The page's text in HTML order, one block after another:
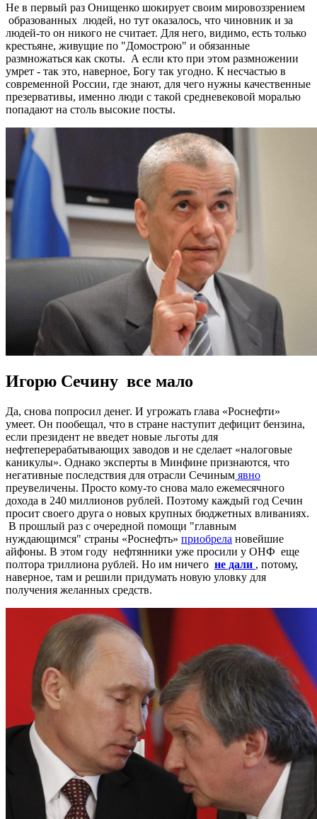
Не в первый раз Онищенко шокирует своим мировоззрением
образованных людей, но тут оказалось, что чиновник и за
людей-то он никого не считает. Для него, видимо, есть только
крестьяне, живущие по "Домострою" и обязанные
размножаться как скоты. А если кто при этом размножении
умрет - так это, наверное, Богу так угодно. К несчастью в
современной России, где знают, для чего нужны качественные
презервативы, именно люди с такой средневековой моралью
попадают на столь высокие посты.
Игорю Сечину все мало
Да, снова попросил денег. И угрожать глава «Роснефти»
умеет. Он пообещал, что в стране наступит дефицит бензина,
если президент не введет новые льготы для
нефтеперерабатывающих заводов и не сделает «налоговые
каникулы». Однако эксперты в Минфине признаются, что
негативные последствия для отрасли Сечиным явно
преувеличены. Просто кому-то снова мало ежемесячного
дохода в 240 миллионов рублей. Поэтому каждый год Сечин
просит своего друга о новых крупных бюджетных вливаниях.
В прошлый раз с очередной помощи "главным
нуждающимся" страны «Роснефть» приобрела новейшие
айфоны. В этом году нефтянники уже просили у ОНФ еще
полтора триллиона рублей. Но им ничего не дали , потому,
наверное, там и решили придумать новую уловку для
получения желанных средств.